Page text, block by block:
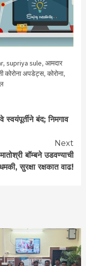
, supriya sule, आमदार
कोरोना अपडेट्स, कोरोना,
बंद; निमगाव
Next
बॉम्बने उडवण्याची
सुरक्षा रक्षकात वाढ!